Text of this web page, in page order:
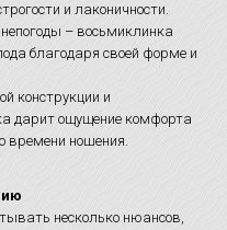
и лаконичности.
– восьмиклинка
благодаря своей форме и
конструкции и
дарит ощущение комфорта
времени ношения.
несколько нюансов,